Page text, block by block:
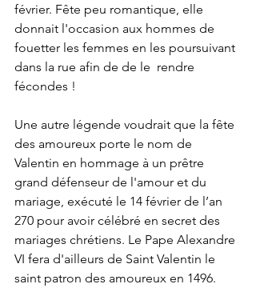
février. Fête peu romantique, elle
donnait l'occasion aux hommes de
fouetter les femmes en les poursuivant
dans la rue afin de de le  rendre
fécondes !
Une autre légende voudrait que la fête
des amoureux porte le nom de
Valentin en hommage à un prêtre
grand défenseur de l'amour et du
mariage, exécuté le 14 février de l’an
270 pour avoir célébré en secret des
mariages chrétiens. Le Pape Alexandre
VI fera d'ailleurs de Saint Valentin le
saint patron des amoureux en 1496.